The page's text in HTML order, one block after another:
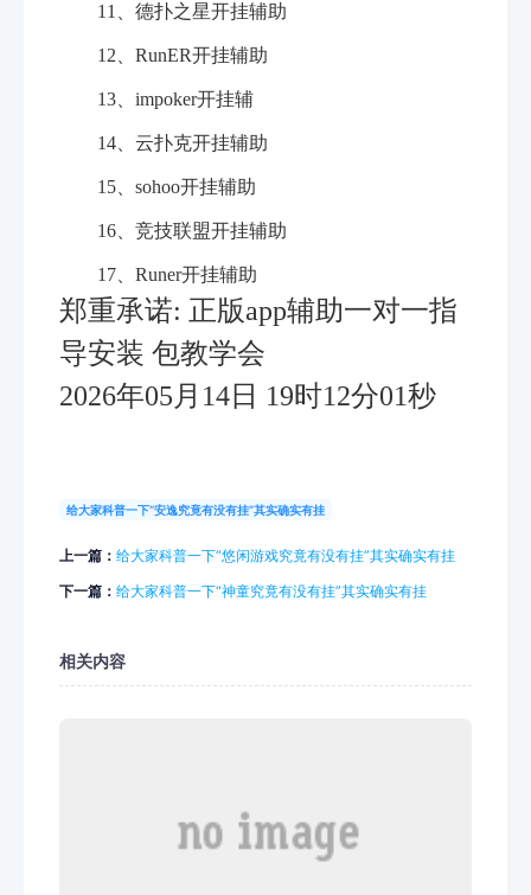
11、德扑之星开挂辅助
12、RunER开挂辅助
13、impoker开挂辅
14、云扑克开挂辅助
15、sohoo开挂辅助
16、竞技联盟开挂辅助
17、Runer开挂辅助
郑重承诺: 正版app辅助一对一指
导安装 包教学会
2026年05月14日 19时12分01秒
给大家科普一下“安逸究竟有没有挂”其实确实有挂
上一篇： 给大家科普一下“悠闲游戏究竟有没有挂”其实确实有挂
下一篇： 给大家科普一下“神童究竟有没有挂”其实确实有挂
相关内容